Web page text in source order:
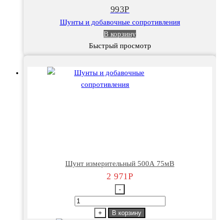
993Р
Шунты и добавочные сопротивления
В корзину
Быстрый просмотр
Шунт измерительный 500А 75мВ
2 971Р
-
Количество
+ В корзину